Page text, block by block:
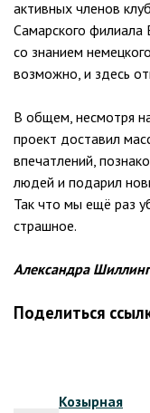
активных членов
Самарского филиала
со знанием
возможно, и здесь
В общем, несмотря
проект доставил
впечатлений,
людей и подарил
Так что мы ещё раз
страшное.
Александра Шиллинг
Поделиться
Козырная